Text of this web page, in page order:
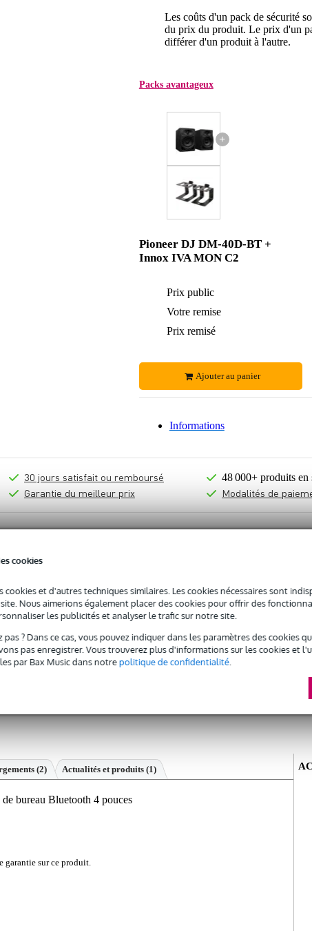
cookies
cookies et d'autres techniques similaires. Les cookies nécessaires sont
Nous aimerions également placer des cookies pour offrir des
les publicités et analyser le trafic sur notre site.
pas ? Dans ce cas, vous pouvez indiquer dans les paramètres des cookies
pas enregistrer. Vous trouverez plus d'informations sur les cookies et
par Bax Music dans notrepolitique de confidentialité.
Les coûts d'un pack de sécurité
du prix du produit. Le prix d'un
différer d'un produit à l'autre.
Packs avantageux
+
Pioneer DJ DM-40D-BT +
Innox IVA MON C2
Prix public
Votre remise
Prix remisé
Ajouter au panier
Informations
30 jours satisfait ou remboursé
Garantie du meilleur prix
48 000+ produits en
Modalités de
vous convient ?
(2) Actualités et produits (1)
bureau Bluetooth 4 pouces
garantie sur ce produit.